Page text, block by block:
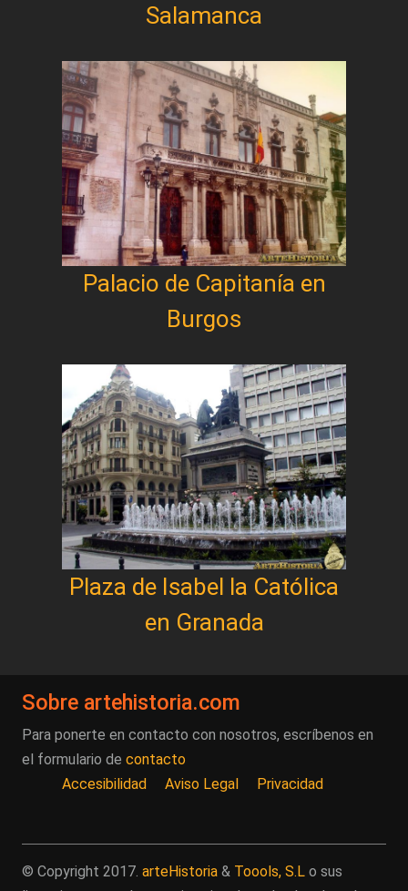
Salamanca
Palacio de Capitanía en
Burgos
Plaza de Isabel la Católica
en Granada
Sobre artehistoria.com
Para ponerte en contacto con nosotros, escríbenos en
el formulario de contacto
Accesibilidad
Aviso Legal Privacidad
© Copyright 2017. arteHistoria & Toools, S.L o sus